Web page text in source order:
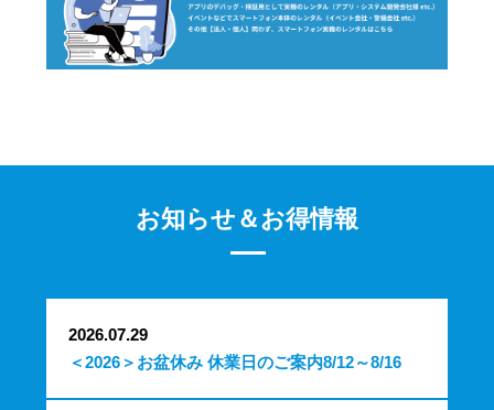
お知らせ＆お得情報
2026.07.29
＜2026＞お盆休み 休業日のご案内8/12～8/16